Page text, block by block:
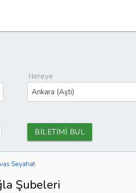
Nereye
Ankara (Aşti)
BİLETİMİ BUL
Seyahat
Şubeleri